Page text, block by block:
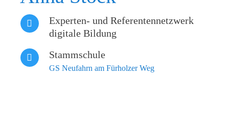
Experten- und Referentennetzwerk
digitale Bildung
Stammschule
GS Neufahrn am Fürholzer Weg